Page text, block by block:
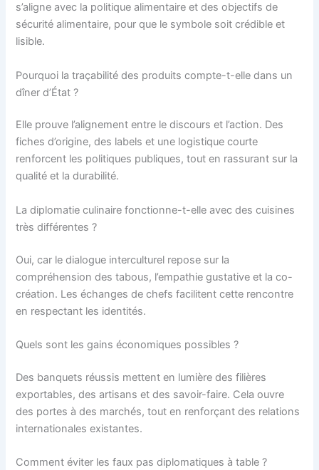
s’aligne avec la politique alimentaire et des objectifs de
sécurité alimentaire, pour que le symbole soit crédible et
lisible.
Pourquoi la traçabilité des produits compte-t-elle dans un
dîner d’État ?
Elle prouve l’alignement entre le discours et l’action. Des
fiches d’origine, des labels et une logistique courte
renforcent les politiques publiques, tout en rassurant sur la
qualité et la durabilité.
La diplomatie culinaire fonctionne-t-elle avec des cuisines
très différentes ?
Oui, car le dialogue interculturel repose sur la
compréhension des tabous, l’empathie gustative et la co-
création. Les échanges de chefs facilitent cette rencontre
en respectant les identités.
Quels sont les gains économiques possibles ?
Des banquets réussis mettent en lumière des filières
exportables, des artisans et des savoir-faire. Cela ouvre
des portes à des marchés, tout en renforçant des relations
internationales existantes.
Comment éviter les faux pas diplomatiques à table ?